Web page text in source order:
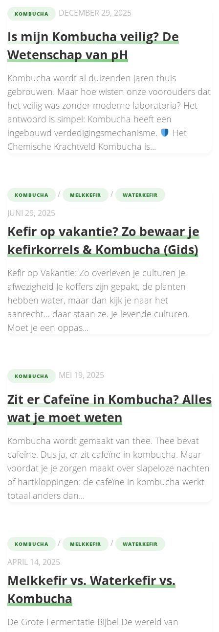
KOMBUCHA DECEMBER 29, 2025
Is mijn Kombucha veilig? De
Wetenschap van pH
Kombucha wordt al duizenden jaren thuis
gebrouwen. Maar hoe wisten onze voorouders dat
het veilig was zonder moderne laboratoria? Het
antwoord is simpel: Kombucha heeft een
ingebouwd verdedigingsmechanisme.
Het
Chemische Krachtveld Kombucha is...
KOMBUCHA / MELKKEFIR / WATERKEFIR
JUNI 29, 2025
Kefir op vakantie? Zo bewaar je
kefirkorrels & Kombucha (Gids)
Kefir op Vakantie: Zo overleven je culturen je
afwezigheid Je koffers zijn gepakt, de planten
hebben water, maar dan kijk je naar het
aanrecht… daar staan ze. Je levende culturen.
Moet je een oppas...
KOMBUCHA MEI 19, 2025
Zit er Cafeïne in Kombucha? Alles
wat je moet weten
Kombucha wordt gemaakt van thee. Thee bevat
cafeïne. Dus ja, er zit cafeïne in kombucha. Maar
voordat je je zorgen maakt over slapeloze nachten
of hartkloppingen: de cafeïne in kombucha werkt
totaal anders dan...
KOMBUCHA / MELKKEFIR / WATERKEFIR
APRIL 14, 2025
Melkkefir vs. Waterkefir vs.
Kombucha
De Grote Fermentatie Bijbel De wereld van